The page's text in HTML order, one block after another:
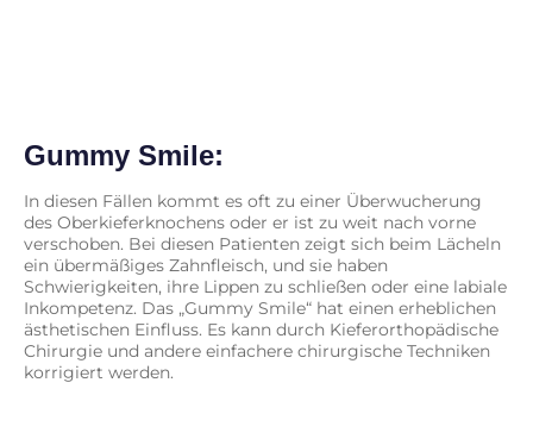
Gummy Smile:
In diesen Fällen kommt es oft zu einer Überwucherung
des Oberkieferknochens oder er ist zu weit nach vorne
verschoben. Bei diesen Patienten zeigt sich beim Lächeln
ein übermäßiges Zahnfleisch, und sie haben
Schwierigkeiten, ihre Lippen zu schließen oder eine labiale
Inkompetenz. Das „Gummy Smile“ hat einen erheblichen
ästhetischen Einfluss. Es kann durch Kieferorthopädische
Chirurgie und andere einfachere chirurgische Techniken
korrigiert werden.